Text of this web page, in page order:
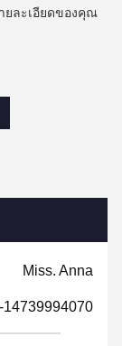
ยละเอียดของคุณ
Miss. Anna
14739994070